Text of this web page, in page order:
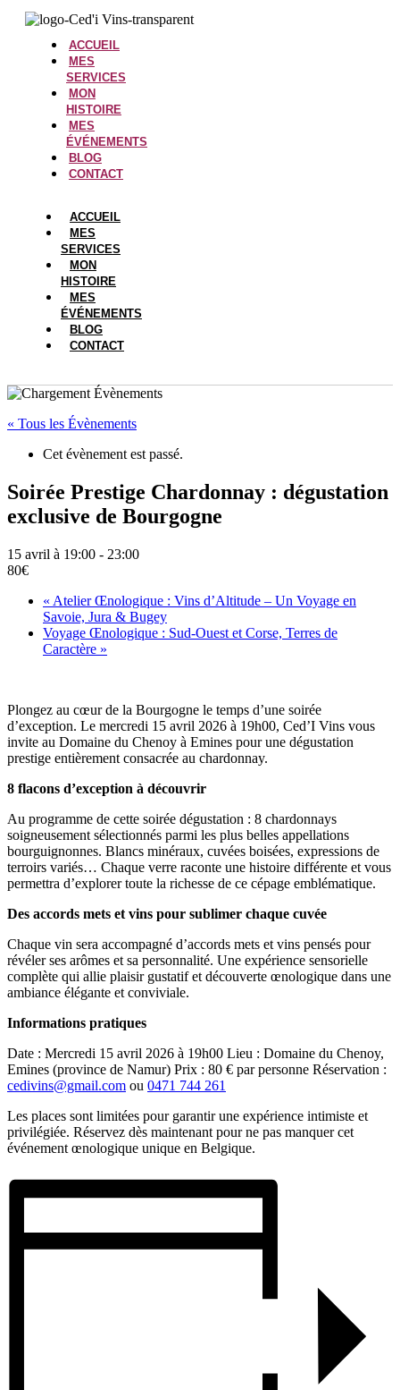
ACCUEIL
MES
SERVICES
MON
HISTOIRE
MES
ÉVÉNEMENTS
BLOG
CONTACT
ACCUEIL
MES
SERVICES
MON
HISTOIRE
MES
ÉVÉNEMENTS
BLOG
CONTACT
« Tous les Évènements
Cet évènement est passé.
Soirée Prestige Chardonnay : dégustation
exclusive de Bourgogne
15 avril à 19:00 - 23:00
80€
« Atelier Œnologique : Vins d’Altitude – Un Voyage en
Savoie, Jura & Bugey
Voyage Œnologique : Sud-Ouest et Corse, Terres de
Caractère »
Plongez au cœur de la Bourgogne le temps d’une soirée
d’exception. Le mercredi 15 avril 2026 à 19h00, Ced’I Vins vous
invite au Domaine du Chenoy à Emines pour une dégustation
prestige entièrement consacrée au chardonnay.
8 flacons d’exception à découvrir
Au programme de cette soirée dégustation : 8 chardonnays
soigneusement sélectionnés parmi les plus belles appellations
bourguignonnes. Blancs minéraux, cuvées boisées, expressions de
terroirs variés… Chaque verre raconte une histoire différente et vous
permettra d’explorer toute la richesse de ce cépage emblématique.
Des accords mets et vins pour sublimer chaque cuvée
Chaque vin sera accompagné d’accords mets et vins pensés pour
révéler ses arômes et sa personnalité. Une expérience sensorielle
complète qui allie plaisir gustatif et découverte œnologique dans une
ambiance élégante et conviviale.
Informations pratiques
Date : Mercredi 15 avril 2026 à 19h00 Lieu : Domaine du Chenoy,
Emines (province de Namur) Prix : 80 € par personne Réservation :
cedivins@gmail.com ou 0471 744 261
Les places sont limitées pour garantir une expérience intimiste et
privilégiée. Réservez dès maintenant pour ne pas manquer cet
événement œnologique unique en Belgique.